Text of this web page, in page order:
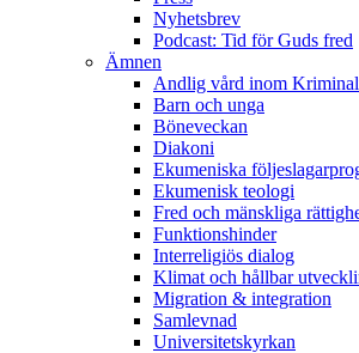
Nyhetsbrev
Podcast: Tid för Guds fred
Ämnen
Andlig vård inom
Barn och unga
Böneveckan
Diakoni
Ekumeniska
Ekumenisk teologi
Fred och mänskliga
Funktionshinder
Interreligiös dialog
Klimat och hållbar
Migration & integration
Samlevnad
Universitetskyrkan